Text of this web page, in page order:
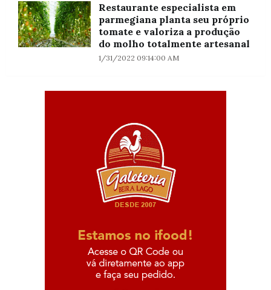
Restaurante especialista em
parmegiana planta seu próprio
tomate e valoriza a produção
do molho totalmente artesanal
1/31/2022 09:14:00 AM